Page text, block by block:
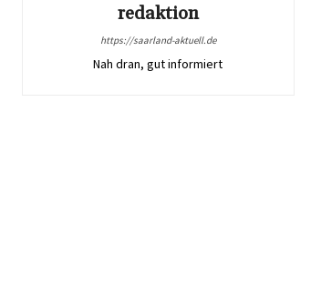
redaktion
https://saarland-aktuell.de
Nah dran, gut informiert